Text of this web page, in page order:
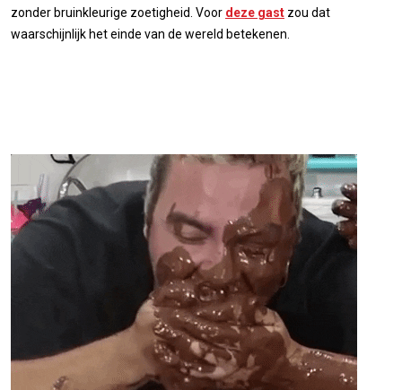
zonder bruinkleurige zoetigheid. Voor deze gast zou dat
waarschijnlijk het einde van de wereld betekenen.